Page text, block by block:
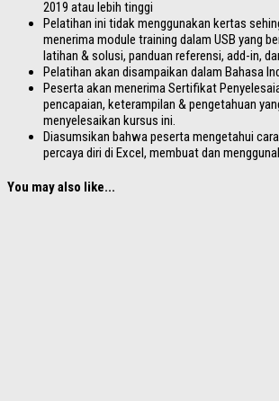
2019 atau lebih tinggi
Pelatihan ini tidak menggunakan kertas
menerima module training dalam USB yang
latihan & solusi, panduan referensi, add-in,
Pelatihan akan disampaikan dalam Bahasa
Peserta akan menerima Sertifikat
pencapaian, keterampilan & pengetahuan
menyelesaikan kursus ini.
Diasumsikan bahwa peserta mengetahui
percaya diri di Excel, membuat dan
You may also like...